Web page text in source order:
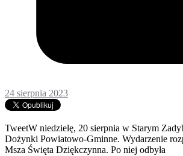
24 sierpnia 2023
TweetW niedzielę, 20 sierpnia w Starym
Dożynki Powiatowo-Gminne. Wydarzenie
Msza Święta Dziękczynna. Po niej odbyła